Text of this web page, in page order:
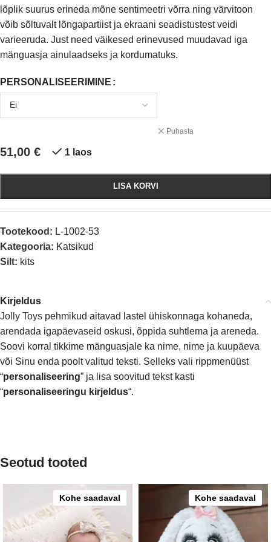
lõplik suurus erineda mõne sentimeetri võrra ning värvitoon
võib sõltuvalt lõngapartiist ja ekraani seadistustest veidi
varieeruda. Just need väikesed erinevused muudavad iga
mänguasja ainulaadseks ja kordumatuks.
PERSONALISEERIMINE
Puhasta
51,00 € 1 laos
LISA KORVI
Tootekood: L-1002-53
Kategooria: Katsikud
Silt: kits
Kirjeldus
Jolly Toys pehmikud aitavad lastel ühiskonnaga kohaneda,
arendada igapäevaseid oskusi, õppida suhtlema ja areneda.
Soovi korral tikkime mänguasjale ka nime, nime ja kuupäeva
või Sinu enda poolt valitud teksti. Selleks vali rippmenüüst
“personaliseering” ja lisa soovitud tekst kasti
“personaliseeringu kirjeldus“.
Seotud tooted
Kohe saadaval Kohe saadaval